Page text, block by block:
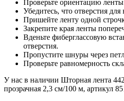
Проверьте ориентацию
Убедитесь, что отверстия
Пришейте ленту одной
Закрепите края ленты
Вденьте фиберглассовую
отверстия.
Пропустите шнуры через
Проверьте равномерность
У нас в наличии Шторная лента
прозрачная 2,3 см/100 м, артикул